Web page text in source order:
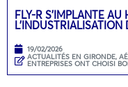
FLY-R S’IMPLANTE
L’INDUSTRIALISATION
19/02/2026
ACTUALITÉS EN GIRONDE,
ENTREPRISES ONT CHOISI